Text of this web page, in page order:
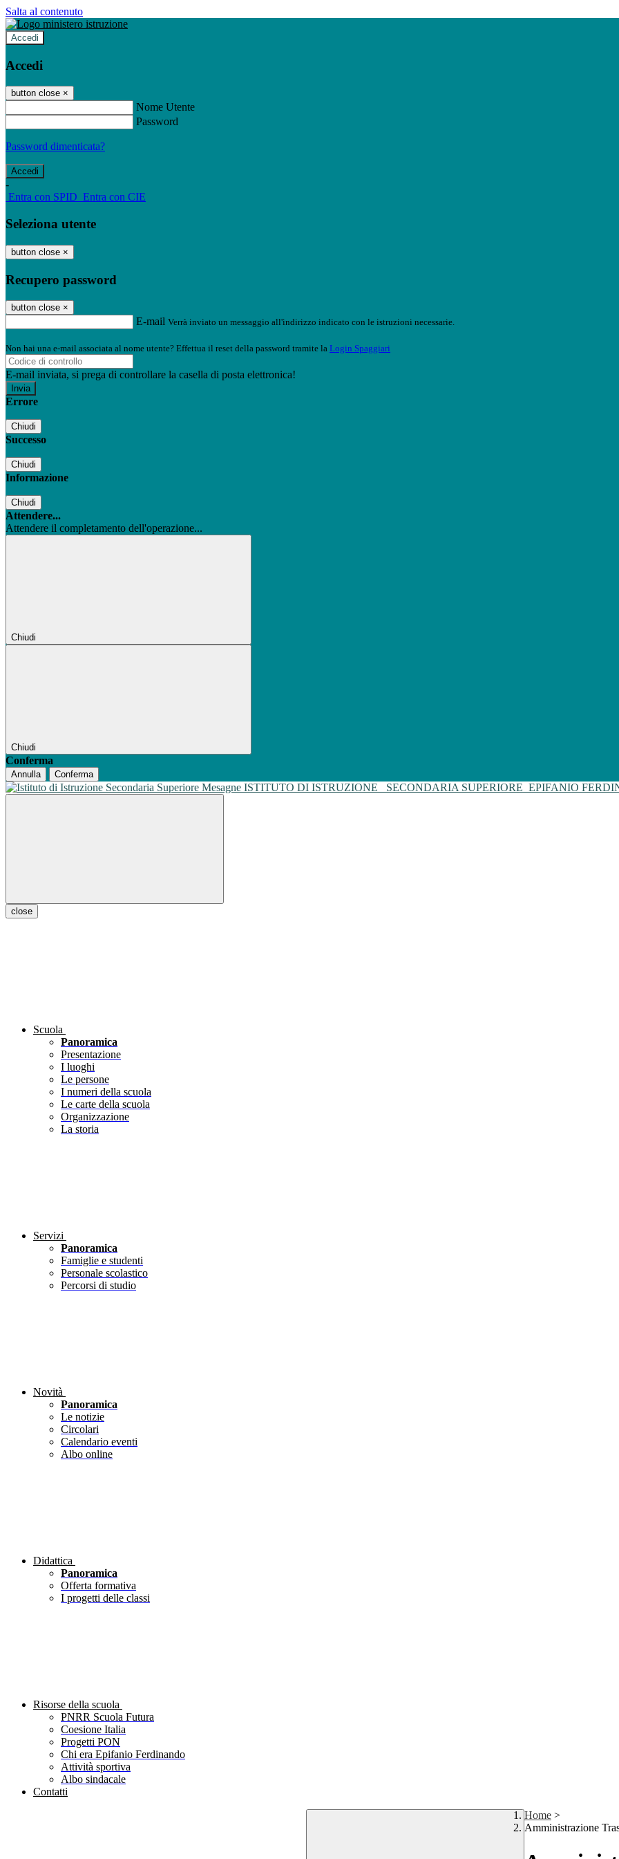
Salta al contenuto
Accedi
Accedi
button close ×
Nome Utente
Password
Password dimenticata?
-
Entra con SPID Entra con CIE
Seleziona utente
button close ×
Recupero password
button close ×
E-mail Verrà inviato un messaggio all'indirizzo indicato con le istruzioni necessarie.
Non hai una e-mail associata al nome utente? Effettua il reset della password tramite la Login Spaggiari
E-mail inviata, si prega di controllare la casella di posta elettronica!
Errore
Chiudi
Successo
Chiudi
Informazione
Chiudi
Attendere...
Attendere il completamento dell'operazione...
Chiudi
Chiudi
Conferma
Annulla Conferma
ISTITUTO DI ISTRUZIONE SECONDARIA SUPERIORE EPIFANIO
close
Scuola
Panoramica
Presentazione
I luoghi
Le persone
I numeri della scuola
Le carte della scuola
Organizzazione
La storia
Servizi
Panoramica
Famiglie e studenti
Personale scolastico
Percorsi di studio
Novità
Panoramica
Le notizie
Circolari
Calendario eventi
Albo online
Didattica
Panoramica
Offerta formativa
I progetti delle classi
Risorse della scuola
PNRR Scuola Futura
Coesione Italia
Progetti PON
Chi era Epifanio Ferdinando
Attività sportiva
Albo sindacale
Contatti
Home >
Amministrazione